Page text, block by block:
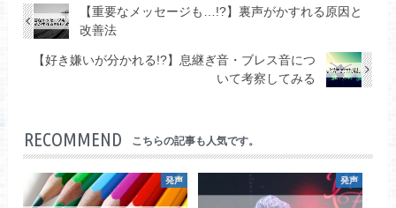
【重要なメッセージも…!?】裏声がかすれる原因と
改善法
【好き嫌いが分かれる!?】息継ぎ音・ブレス音につ
いて考察してみる
RECOMMEND こちらの記事も人気です。
発声 発声